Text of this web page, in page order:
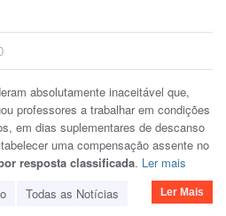
absolutamente inaceitável que,
professores a trabalhar em condições
em dias suplementares de descanso
uma compensação assente no
resposta classificada. Ler mais
Todas as Notícias Ler Mais